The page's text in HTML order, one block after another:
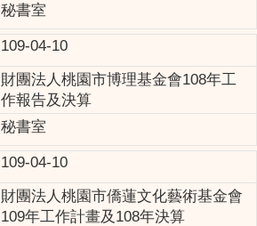
秘書室
109-04-10
財團法人桃園市博理基金會108年工
作報告及決算
秘書室
109-04-10
財團法人桃園市僑蓮文化藝術基金會
109年工作計畫及108年決算